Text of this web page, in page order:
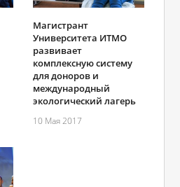
Магистрант
Университета ИТМО
развивает
комплексную систему
для доноров и
международный
экологический лагерь
10 Мая 2017